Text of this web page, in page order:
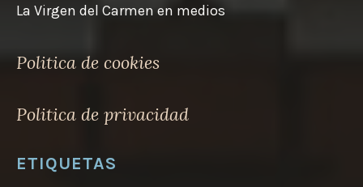
La Virgen del Carmen en medios
Politica de cookies
Politica de privacidad
ETIQUETAS